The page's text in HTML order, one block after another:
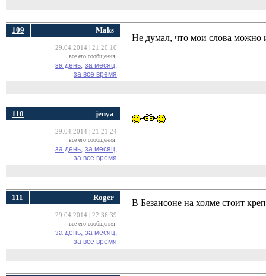
109 Maks
29.04.2014 | 21:20:10
все его сообщения:
за день, за месяц,
за все время
Не думал, что мои слова можно
110 jenya
29.04.2014 | 21:21:24
все его сообщения:
за день, за месяц,
за все время
111 Roger
29.04.2014 | 22:36:39
все его сообщения:
за день, за месяц,
за все время
В Безансоне на холме стоит